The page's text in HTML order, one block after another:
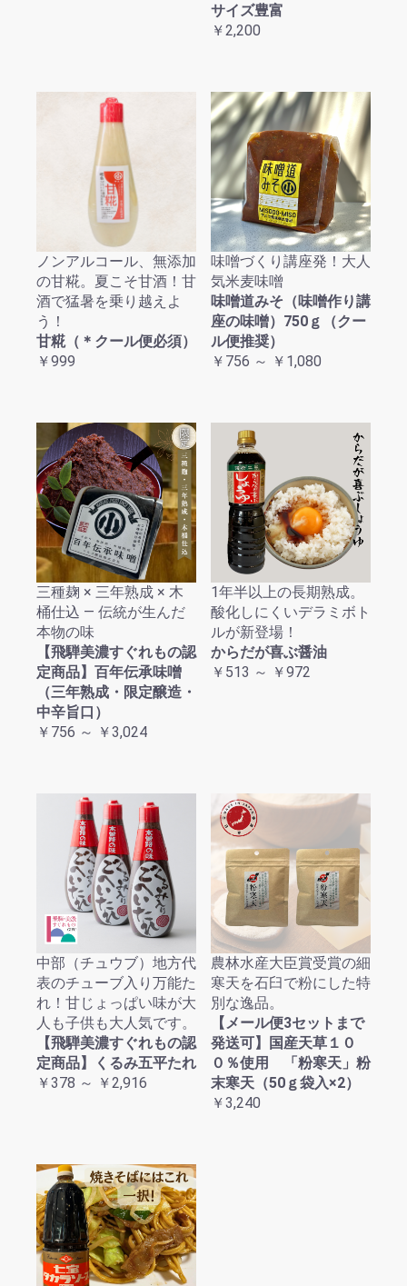
サイズ豊富
￥2,200
ノンアルコール、無添加
の甘糀。夏こそ甘酒！甘
酒で猛暑を乗り越えよ
う！
甘糀（＊クール便必須）
￥999
味噌づくり講座発！大人
気米麦味噌
味噌道みそ（味噌作り講
座の味噌）750ｇ（クー
ル便推奨）
￥756 ～ ￥1,080
三種麹 × 三年熟成 × 木
桶仕込 ― 伝統が生んだ
本物の味
【飛騨美濃すぐれもの認
定商品】百年伝承味噌
（三年熟成・限定醸造・
中辛旨口）
￥756 ～ ￥3,024
1年半以上の長期熟成。
酸化しにくいデラミボト
ルが新登場！
からだが喜ぶ醤油
￥513 ～ ￥972
中部（チュウブ）地方代
表のチューブ入り万能た
れ！甘じょっぱい味が大
人も子供も大人気です。
【飛騨美濃すぐれもの認
定商品】くるみ五平たれ
￥378 ～ ￥2,916
農林水産大臣賞受賞の細
寒天を石臼で粉にした特
別な逸品。
【メール便3セットまで
発送可】国産天草１０
０％使用 「粉寒天」粉
末寒天（50ｇ袋入×2）
￥3,240